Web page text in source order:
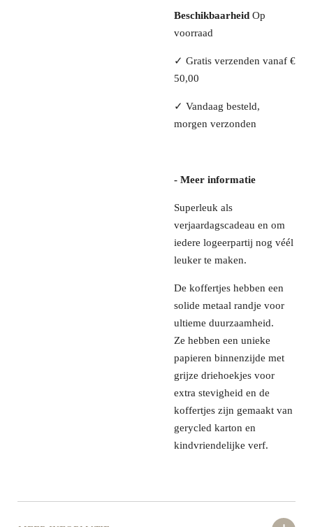
Beschikbaarheid Op
voorraad
✓ Gratis verzenden vanaf €
50,00
✓ Vandaag besteld,
morgen verzonden
- Meer informatie
Superleuk als
verjaardagscadeau en om
iedere logeerpartij nog véél
leuker te maken.
De koffertjes hebben een
solide metaal randje voor
ultieme duurzaamheid.
Ze hebben een unieke
papieren binnenzijde met
grijze driehoekjes voor
extra stevigheid en de
koffertjes zijn gemaakt van
gerycled karton en
kindvriendelijke verf.